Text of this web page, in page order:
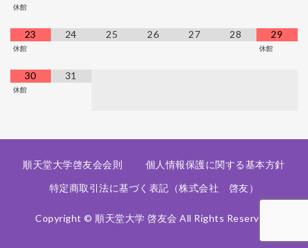
休館
23
休館
24 25 26 27 28 29
休館
30
休館
31
順天堂大学啓友会会則
個人情報保護に関する基本方針
特定商取引法に基づく表記（株式会社 啓友）
Copyright © 順天堂大学 啓友会 All Rights Reserved.